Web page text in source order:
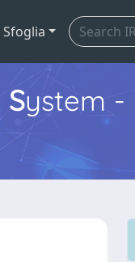
Sfoglia
System -